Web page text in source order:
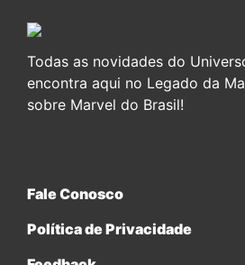
Todas as novidades do
encontra aqui no Legado da
sobre Marvel do Brasil!
Fale Conosco
Política de Privacidade